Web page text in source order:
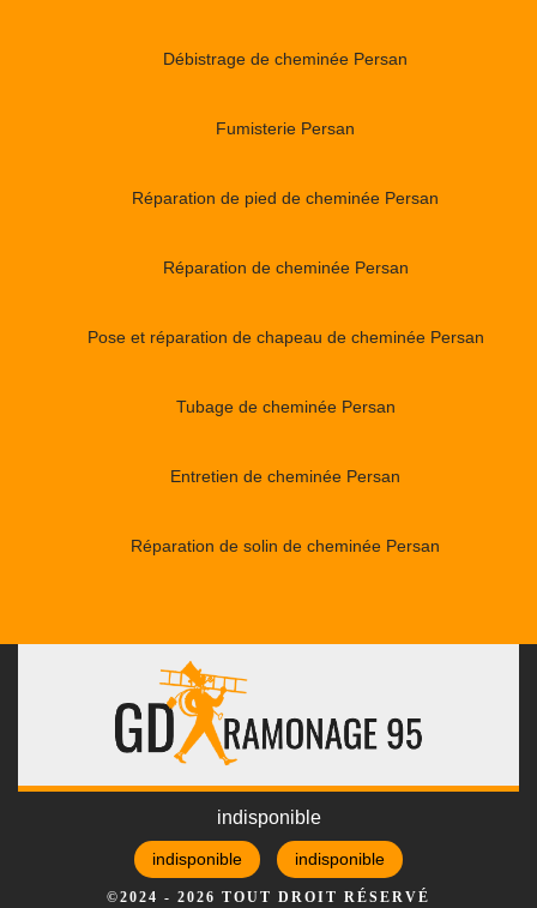
Débistrage de cheminée Persan
Fumisterie Persan
Réparation de pied de cheminée Persan
Réparation de cheminée Persan
Pose et réparation de chapeau de cheminée Persan
Tubage de cheminée Persan
Entretien de cheminée Persan
Réparation de solin de cheminée Persan
indisponible
indisponible indisponible
©2024 - 2026 TOUT DROIT RÉSERVÉ